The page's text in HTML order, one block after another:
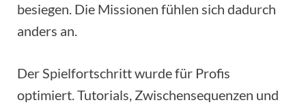
besiegen. Die Missionen fühlen sich dadurch
anders an.
Der Spielfortschritt wurde für Profis
optimiert. Tutorials, Zwischensequenzen und